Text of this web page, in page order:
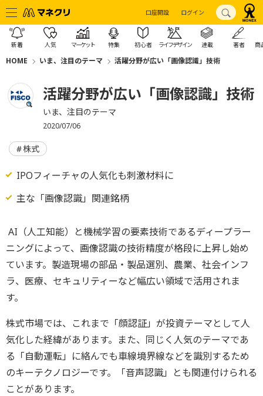
口座開設 ログイン
新着 人気 マーケット 特集 初心者 ライフデザイン 連載 著者 商
HOME いま、注目のテーマ 活躍分野が広い「画像認識」技術
活躍分野が広い「画像認識」技術
いま、注目のテーマ
2020/07/06
株式
IPOフィーチャの人気化も刺激材料に
主な「画像認識」関連銘柄
AI（人工知能）と機械学習の要素技術であるディープラー
ニングによって、画像認識の技術精度が格段に上昇し始め
ています。製造現場の部品・製品選別、農業、社会インフ
ラ、医療、セキュリティーなど幅広い領域で活用されま
す。
株式市場では、これまで「顔認証」が投資テーマとして人
気化した経緯があります。また、同じく人気のテーマであ
る「自動運転」に絡んでも車線境界線などを識別するため
のキーテクノロジーです。「音声認識」とも関連付けられる
ことがあります。